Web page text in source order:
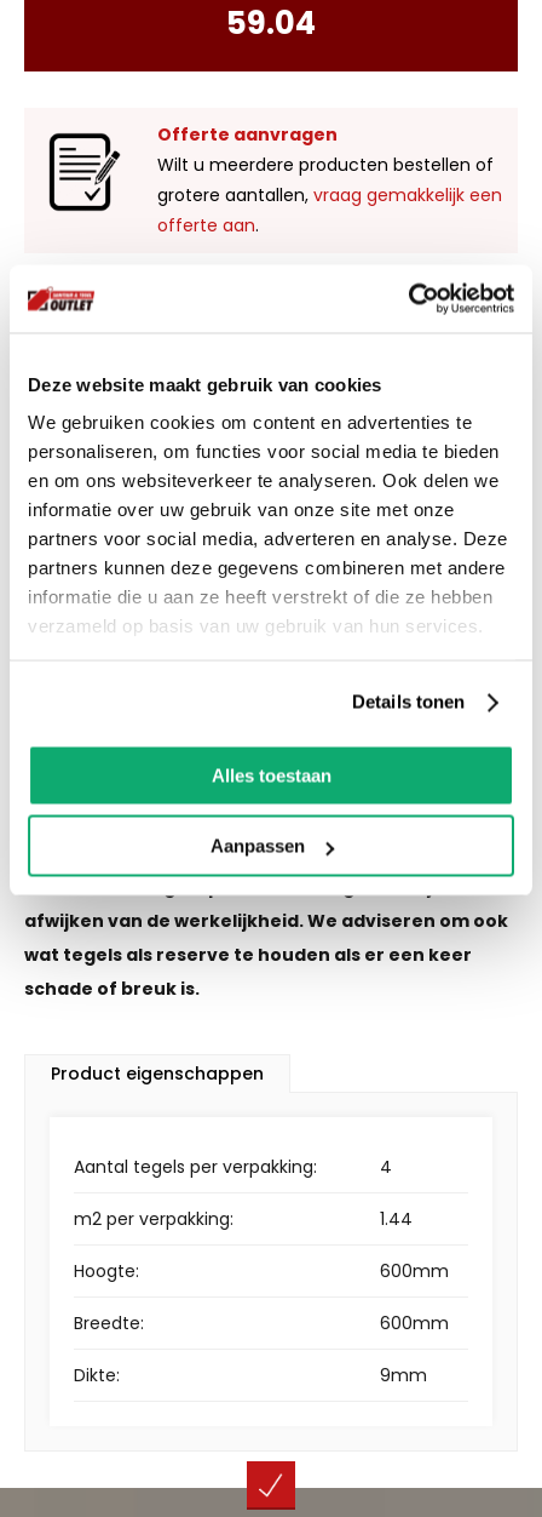
Deze website maakt gebruik van cookies
We gebruiken cookies om content en advertenties te
personaliseren, om functies voor social media te bieden
en om ons websiteverkeer te analyseren. Ook delen we
informatie over uw gebruik van onze site met onze
partners voor social media, adverteren en analyse. Deze
partners kunnen deze gegevens combineren met andere
informatie die u aan ze heeft verstrekt of die ze hebben
verzameld op basis van uw gebruik van hun services.
Details tonen
Alles toestaan
Aanpassen
59.04
Offerte aanvragen
Wilt u meerdere producten bestellen of
grotere aantallen, vraag gemakkelijk een
offerte aan.
voldoende parkeergelegenheid en ruime
Productspecificaties
Let op! Over gebleven tegels mogen niet retour!
De kleur van de tegel op de afbeelding kan altijd
iets afwijken van de werkelijkheid. We adviseren
Let op! Over gebleven tegels mogen niet retour! De
afwijken van de werkelijkheid. We adviseren om ook
wat tegels als reserve te houden als er een keer
schade of breuk is.
Product eigenschappen
Aantal tegels per verpakking: 4
m2 per verpakking: 1.44
Hoogte: 600mm
Breedte: 600mm
Dikte: 9mm